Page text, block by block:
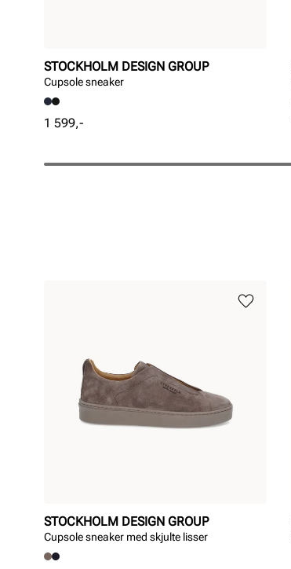
STOCKHOLM DESIGN GROUP
Cupsole sneaker
Pris
1 599,-
STOCKHOLM DESIGN GROUP
Cupsole sneaker med skjulte lisser